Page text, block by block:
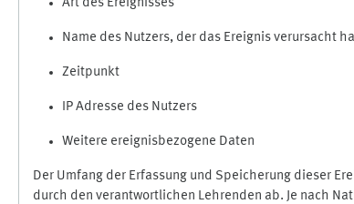
Art des Ereignisses
Name des Nutzers, der das Ereignis verursacht
Zeitpunkt
IP Adresse des Nutzers
Weitere ereignisbezogene Daten
Der Umfang der Erfassung und Speicherung dieser
durch den verantwortlichen Lehrenden ab. Je nach